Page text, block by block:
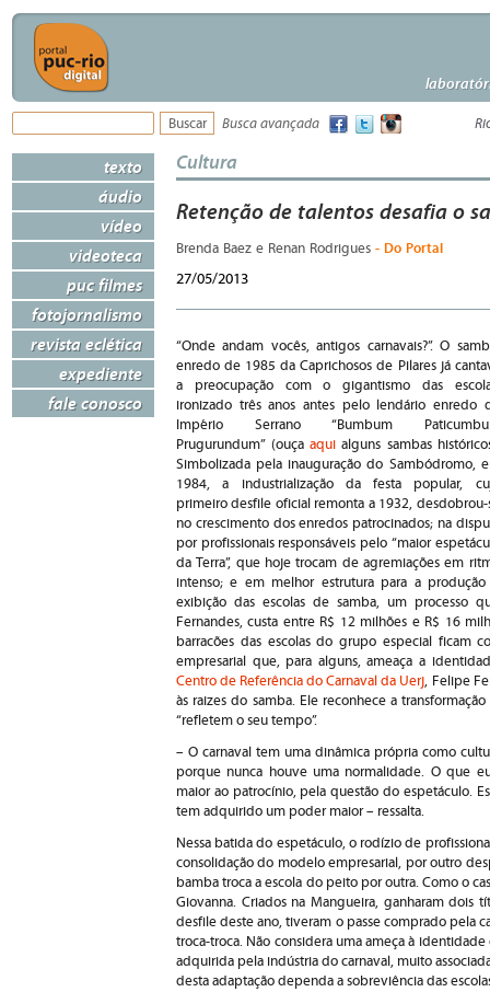
Busca avançada
texto
áudio
vídeo
videoteca
puc filmes
fotojornalismo
revista eclética
expediente
fale conosco
Cultura
Retenção de talentos desafia o
Brenda Baez e Renan Rodrigues - Do Portal
27/05/2013
“Onde andam vocês, antigos carnavais?”. O
enredo de 1985 da Caprichosos de Pilares já
a preocupação com o gigantismo das
ironizado três anos antes pelo lendário enredo
Império Serrano “Bumbum
Prugurundum” (ouçaaqui alguns sambas
Simbolizada pela inauguração do Sambódromo,
1984, a industrialização da festa popular,
primeiro desfile oficial remonta a 1932, desdobrou-
no crescimento dos enredos patrocinados; na
por profissionais responsáveis pelo “maior
da Terra”, que hoje trocam de agremiações em
intenso; e em melhor estrutura para a
exibição das escolas de samba, um processo
Fernandes, custa entre R$ 12 milhões e R$ 16
barracões das escolas do grupo especial ficam
empresarial que, para alguns, ameaça a
Centro de Referência do Carnaval da Uerj, Felipe
às raizes do samba. Ele reconhece a
“refletem o seu tempo”.
– O carnaval tem uma dinâmica própria como
porque nunca houve uma normalidade. O que
maior ao patrocínio, pela questão do espetáculo.
tem adquirido um poder maior – ressalta.
Nessa batida do espetáculo, o rodízio de
consolidação do modelo empresarial, por outro
bamba troca a escola do peito por outra. Como o
Giovanna. Criados na Mangueira, ganharam
desfile deste ano, tiveram o passe comprado pela
troca-troca. Não considera uma ameça à
adquirida pela indústria do carnaval, muito
desta adaptação dependa a sobreviência das